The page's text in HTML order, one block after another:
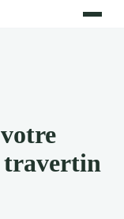
travertin